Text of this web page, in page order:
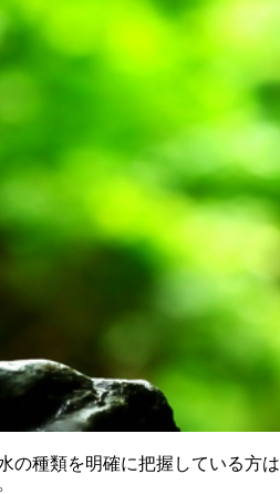
種類を明確に把握している